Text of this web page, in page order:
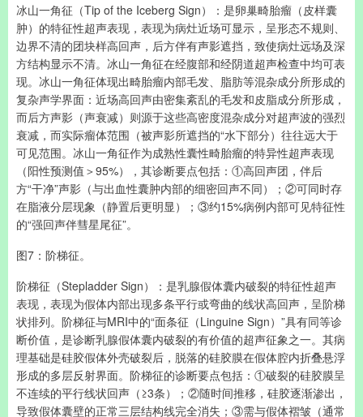
冰山一角征（Tip of the Iceberg Sign）：是卵巢畸胎瘤（皮样囊
肿）的特征性超声表现，表现为病灶近场可显示，呈形态不规则、
边界不清的团块样高回声，后方伴有声影遮挡，致使病灶远场及深
方结构显示不清。冰山一角征在经腹部和经阴道超声检查中均可表
现。冰山一角征体现出畸胎瘤内部毛发、脂肪等混杂成分所形成的
复杂声学界面：近场高回声由密集紊乱的毛发和皮脂成分所形成，
而后方声影（声衰减）则源于这些高密度混杂成分对超声波的强烈
衰减，而实际瘤体范围（被声影所遮挡的“水下部分）往往远大于
可见范围。冰山一角征作为成熟性囊性畸胎瘤的特异性超声表现
（阳性预测值＞95%），其诊断要点包括：①高回声团，伴后
方“干净”声影（与出血性囊肿内部的细密回声不同）；②可同时存
在脂液分层现象（静置后更明显）；③约15%病例内部可见特征性
的“强回声伴彗星尾征”。
图7：阶梯征。
阶梯征（Stepladder Sign）：是乳腺假体囊内破裂的特征性超声
表现，表现为假体内部出现多条平行或弯曲的线状高回声，呈阶梯
状排列。阶梯征与MRI中的“面条征（Linguine Sign）”具有同等诊
断价值，是诊断乳腺假体囊内破裂的有价值的超声征象之一。其病
理基础是硅胶假体外壳破裂后，脱落的硅胶膜在假体腔内折叠悬浮
形成的多层反射界面。阶梯征的诊断要点包括：①破裂的硅胶膜呈
不连续的平行线状回声（≥3条）；②随时间推移，硅胶逐渐渗出，
导致假体囊壁的正常三层结构线完全消失；③需与假体褶皱（通常